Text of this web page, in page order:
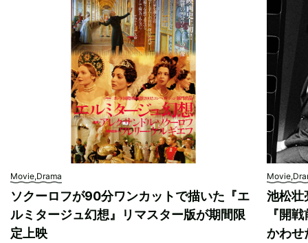
Movie,Drama
ソクーロフが90分ワンカットで描いた『エ
ルミタージュ幻想』リマスター版が期間限
定上映
池松壮
『開
かわせ